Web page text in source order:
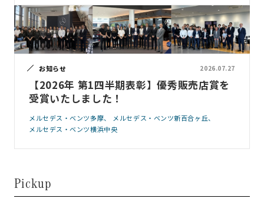
お知らせ 2026.07.27
【2026年 第1四半期表彰】優秀販売店賞を
受賞いたしました！
メルセデス・ベンツ多摩
メルセデス・ベンツ新百合ヶ丘
メルセデス・ベンツ横浜中央
Pickup